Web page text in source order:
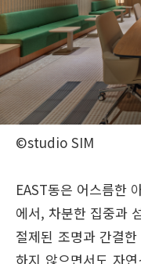
©studio SIM
EAST동은 어스름한
에서, 차분한 집중과
절제된 조명과 간결
하지 않으면서도 자